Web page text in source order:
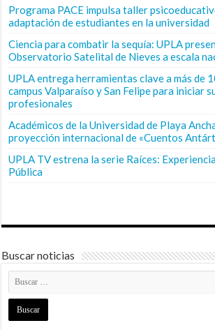
Programa PACE impulsa taller
adaptación de estudiantes en la universidad
Ciencia para combatir la sequía: UPLA
Observatorio Satelital de Nieves a escala
UPLA entrega herramientas clave a más de
campus Valparaíso y San Felipe para iniciar
profesionales
Académicos de la Universidad de Playa
proyección internacional de «Cuentos
UPLA TV estrena la serie Raíces:
Pública
Buscar noticias